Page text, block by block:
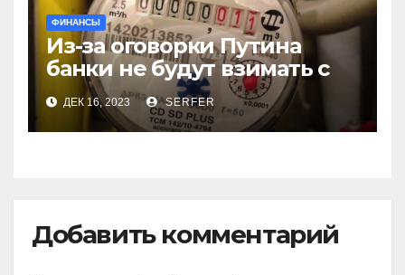
ФИНАНСЫ
Из-за оговорки Путина
банки не будут взимать с
пенсионеров
комиссионные за ЖКХ
ДЕК 16, 2023 SERFER
Добавить комментарий